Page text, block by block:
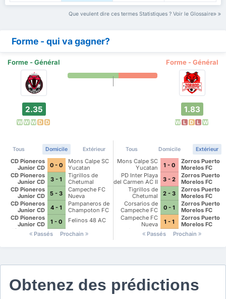
Que veulent dire ces termes Statistiques ? Voir le Glossaire
Forme - qui va gagner?
Forme - Général Forme - Général
2.35
W W W D D
1.83
W L D L W
Tous Domicile Extérieur
CD Pioneros
Junior CD
Pioneros de
Cancun II
0 - 0
Mons Calpe SC
Yucatan
CD Pioneros
Junior CD
Pioneros de
Cancun II
3 - 1
Tigrillos de
Chetumal
CD Pioneros
Junior CD
Pioneros de
Cancun II
5 - 3
Campeche FC
Nueva
Generacion
CD Pioneros
Junior CD
Pioneros de
Cancun II
4 - 1
Pampaneros de
Champoton FC
CD Pioneros
Junior CD
Pioneros de
Cancun II
1 - 0
Felinos 48 AC
Passés
Prochain
Tous Domicile Extérieur
Mons Calpe SC
Yucatan
1 - 0
Zorros Puerto
Morelos FC
PD Inter Playa
del Carmen AC II
3 - 2
Zorros Puerto
Morelos FC
Tigrillos de
Chetumal
2 - 3
Zorros Puerto
Morelos FC
Corsarios de
Campeche FC
0 - 1
Zorros Puerto
Morelos FC
Campeche FC
Nueva
Generacion
1 - 1
Zorros Puerto
Morelos FC
Passés
Prochain
Obtenez des prédictions